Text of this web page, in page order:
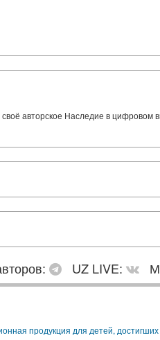
авторское Наследие в цифровом
UZ LIVE: